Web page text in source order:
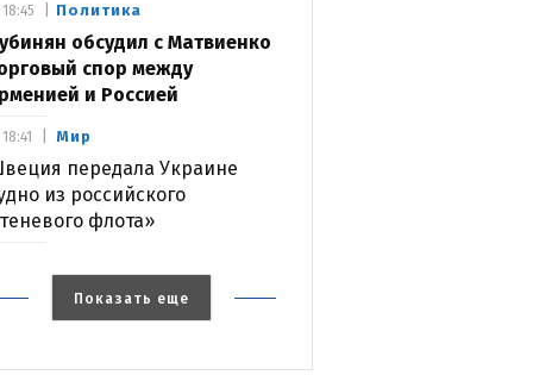
Политика
обсудил с Матвиенко
спор между
и Россией
18:45
Мир
передала Украине
из российского
флота»
18:41
Показать еще